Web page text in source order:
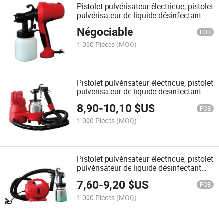
Pistolet pulvérisateur électrique, pistolet
pulvérisateur de liquide désinfectant
Négociable FOB
1 000 Pièces (MOQ)
Pistolet pulvérisateur électrique, pistolet
pulvérisateur de liquide désinfectant
8,90-10,10 $US FOB
1 000 Pièces (MOQ)
Pistolet pulvérisateur électrique, pistolet
pulvérisateur de liquide désinfectant
7,60-9,20 $US FOB
1 000 Pièces (MOQ)